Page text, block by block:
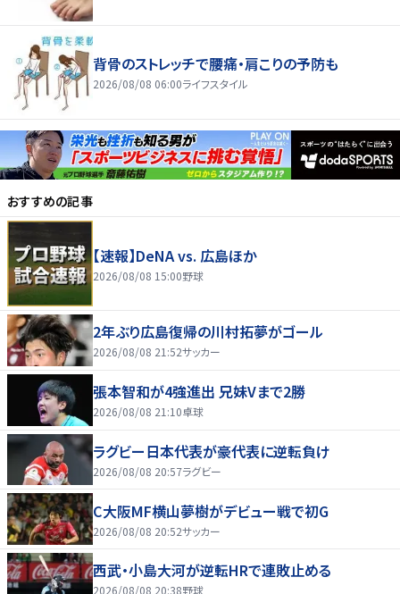
背骨のストレッチで腰痛・肩こりの予防も
2026/08/08 06:00ライフスタイル
おすすめの記事
【速報】DeNA vs. 広島ほか
2026/08/08 15:00野球
2年ぶり広島復帰の川村拓夢がゴール
2026/08/08 21:52サッカー
張本智和が4強進出 兄妹Vまで2勝
2026/08/08 21:10卓球
ラグビー日本代表が豪代表に逆転負け
2026/08/08 20:57ラグビー
C大阪MF横山夢樹がデビュー戦で初G
2026/08/08 20:52サッカー
西武・小島大河が逆転HRで連敗止める
2026/08/08 20:38野球